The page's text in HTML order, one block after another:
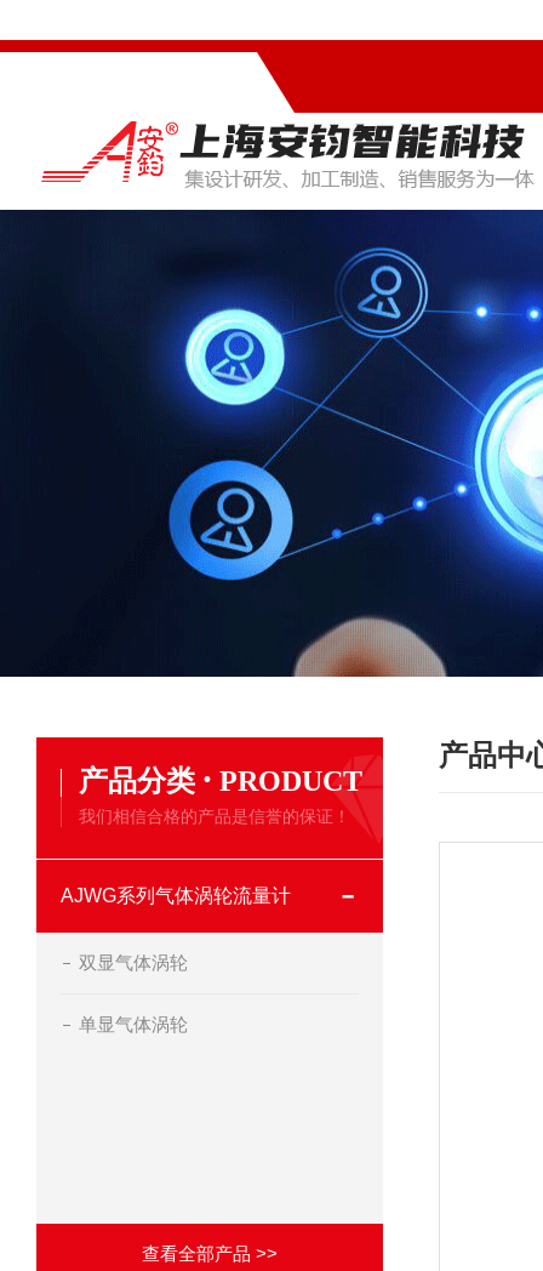
产品分类 · PRODUCT
我们相信合格的产品是信誉的保证！
AJWG系列气体涡轮流量计
双显气体涡轮
单显气体涡轮
查看全部产品 >>
产品中